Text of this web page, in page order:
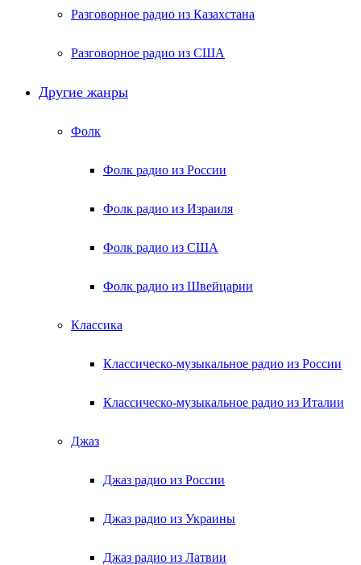
Разговорное радио из Казахстана
Разговорное радио из США
Другие жанры
Фолк
Фолк радио из России
Фолк радио из Израиля
Фолк радио из США
Фолк радио из Швейцарии
Классика
Классическо-музыкальное радио из России
Классическо-музыкальное радио из Италии
Джаз
Джаз радио из России
Джаз радио из Украины
Джаз радио из Латвии